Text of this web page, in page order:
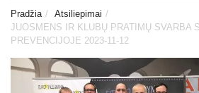
Europos fitneso mokykla
Seminarai
Specializuoti
Pradžia
Atsiliepimai
JUOSMENS IR KLUBŲ PRATIMŲ SVARBA
PREVENCIJOJE 2023-11-12